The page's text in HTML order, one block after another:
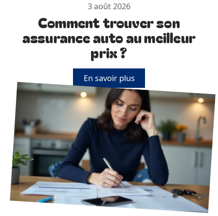
3 août 2026
Comment trouver son
assurance auto au meilleur
prix ?
En savoir plus